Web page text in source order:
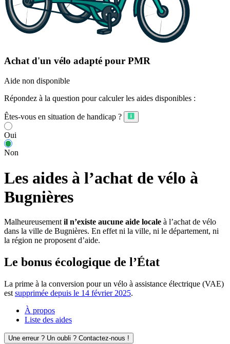
Achat d'un vélo adapté pour PMR
Aide non disponible
Répondez à la question pour calculer les aides disponibles :
Êtes-vous en situation de handicap ?
Oui
Non
Les aides à l’achat de vélo à
Bugnières
Malheureusement il n’existe aucune aide locale à l’achat de vélo
dans la ville de Bugnières. En effet ni la ville, ni le département, ni
la région ne proposent d’aide.
Le bonus écologique de l’État
La prime à la conversion pour un vélo à assistance électrique (VAE)
est supprimée depuis le 14 février 2025.
À propos
Liste des aides
Une erreur ? Un oubli ? Contactez-nous !